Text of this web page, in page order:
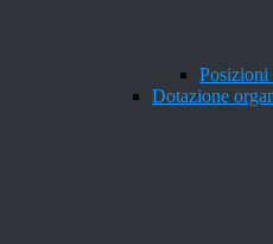
Posizioni
Dotazione